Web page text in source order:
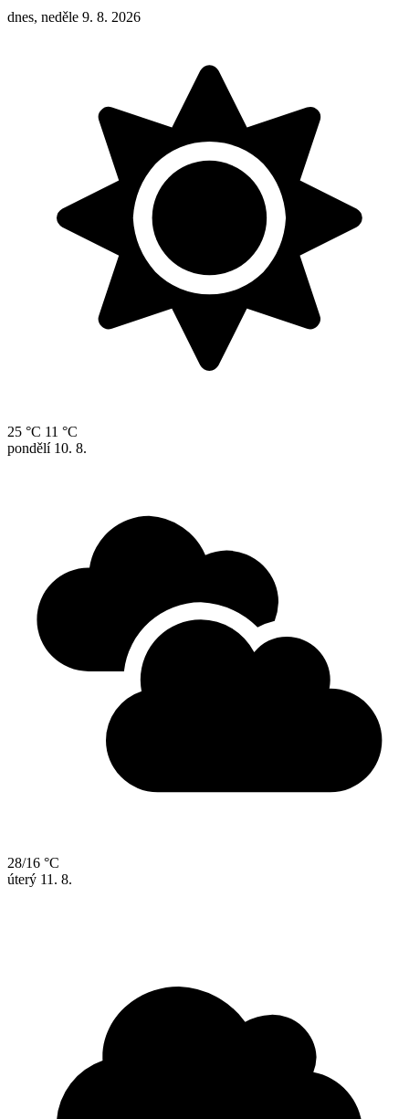
dnes, neděle 9. 8. 2026
25 °C 11 °C
pondělí 10. 8.
28/16 °C
úterý 11. 8.